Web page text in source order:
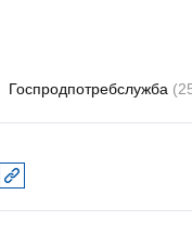
Госпродпотребслужба